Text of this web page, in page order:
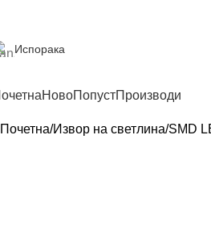
Испорака
НовоПопустПроизводи
Почетна Извор на светлина SMD